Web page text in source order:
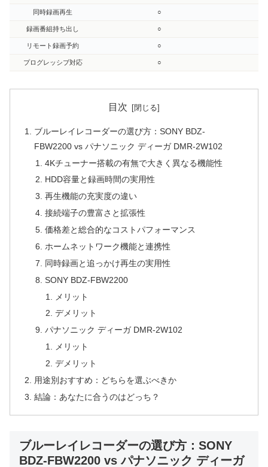
同時録画再生 ○
録画番組持ち出し ○
リモート録画予約 ○
プログレッシブ対応 ○
目次
ブルーレイレコーダーの選び方：SONY BDZ-
FBW2200 vs パナソニック ディーガ DMR-2W102
4Kチューナー搭載の有無で大きく異なる機能性
HDD容量と録画時間の実用性
再生機能の充実度の違い
接続端子の豊富さと拡張性
価格差と総合的なコストパフォーマンス
ホームネットワーク機能と連携性
同時録画と追っかけ再生の実用性
SONY BDZ-FBW2200
メリット
デメリット
パナソニック ディーガ DMR-2W102
メリット
デメリット
用途別おすすめ：どちらを選ぶべきか
結論：あなたに合うのはどっち？
ブルーレイレコーダーの選び方：SONY
BDZ-FBW2200 vs パナソニック ディーガ